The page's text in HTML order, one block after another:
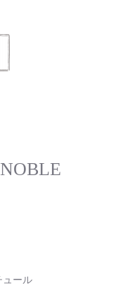
ール